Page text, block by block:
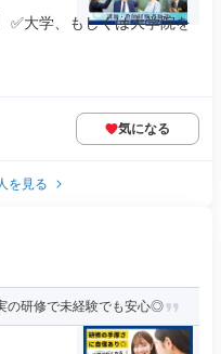
✅大学、もしくは大学院を
気になる
を見る
の研修で未経験でも安心◎